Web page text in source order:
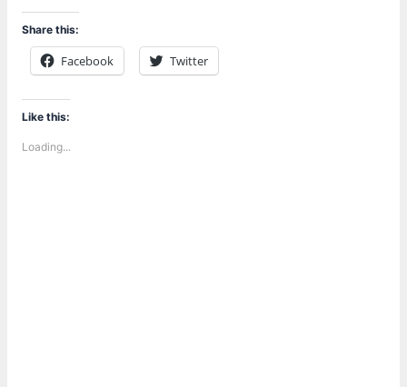
Share this:
Facebook Twitter
Like this:
Loading...